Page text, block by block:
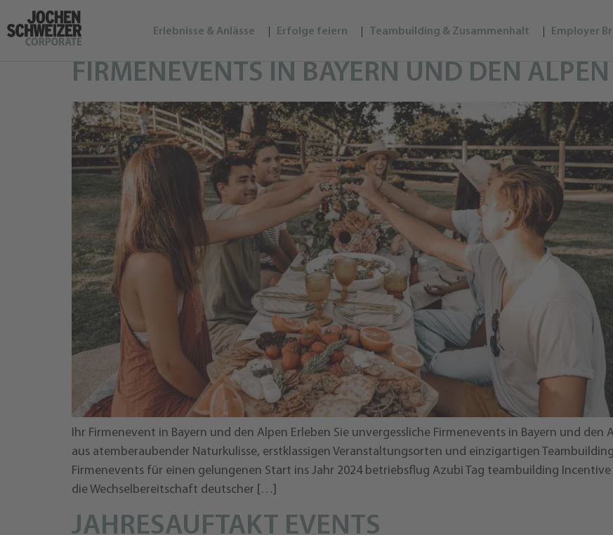
Erlebnisse & Anlässe Erfolge feiern Teambuilding & Zusammenhalt Employer
FIRMENEVENTS IN BAYERN UND DEN ALPEN
Ihr Firmenevent in Bayern und den Alpen Erleben Sie unvergessliche Firmenevents in Bayern und
aus atemberaubender Naturkulisse, erstklassigen Veranstaltungsorten und einzigartigen
Firmenevents für einen gelungenen Start ins Jahr 2024 betriebsflug Azubi Tag teambuilding
die Wechselbereitschaft deutscher […]
JAHRESAUFTAKT EVENTS